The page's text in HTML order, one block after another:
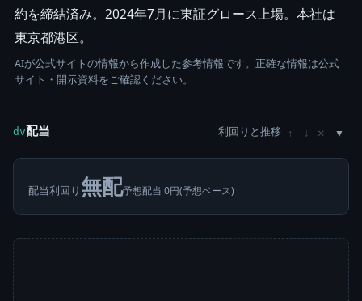
約を締結済み。2024年7月に東証グロース上場。本社は
東京都港区。
AIが公式サイトの情報から作成した参考情報です。正確な情報は公式
サイト・開示資料をご確認ください。
dv配当 利回りと推移 ↑ ↓ ×
配当利回り無配予想配当 0円(予想ベース)